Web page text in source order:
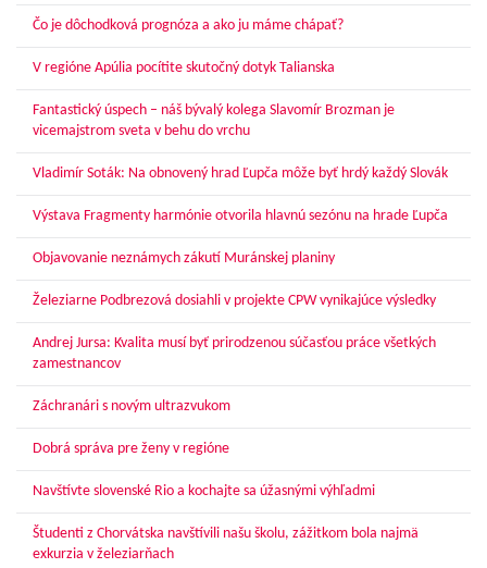
Čo je dôchodková prognóza a ako ju máme chápať?
V regióne Apúlia pocítite skutočný dotyk Talianska
Fantastický úspech – náš bývalý kolega Slavomír Brozman je
vicemajstrom sveta v behu do vrchu
Vladimír Soták: Na obnovený hrad Ľupča môže byť hrdý každý Slovák
Výstava Fragmenty harmónie otvorila hlavnú sezónu na hrade Ľupča
Objavovanie neznámych zákutí Muránskej planiny
Železiarne Podbrezová dosiahli v projekte CPW vynikajúce výsledky
Andrej Jursa: Kvalita musí byť prirodzenou súčasťou práce všetkých
zamestnancov
Záchranári s novým ultrazvukom
Dobrá správa pre ženy v regióne
Navštívte slovenské Rio a kochajte sa úžasnými výhľadmi
Študenti z Chorvátska navštívili našu školu, zážitkom bola najmä
exkurzia v železiarňach